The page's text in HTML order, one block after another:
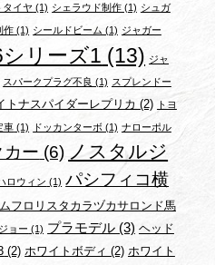
タイヤ (1) シェラウド制作(1) シュガ
作 (1) シールドビーム (1) ジャガー
リーズ1 (13) ジャ
スパークプラグ不良 (1) スプレンドー
トナスパイダーレプリカ (2) トヨ
車 (1) ドッカンターボ (1) ナローポル
カー (6) ノスタルジ
ロウィン (1) パシフィコ横
フロリスタカラヅカサロンド馬
ョー (1) プラモデル (3) ヘッド
(2) ホワイトボディ (2) ホワイト